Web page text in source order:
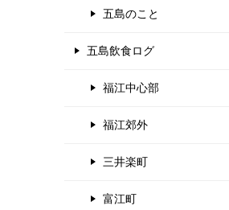
五島のこと
五島飲食ログ
福江中心部
福江郊外
三井楽町
富江町